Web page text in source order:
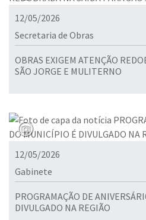
12/05/2026
Secretaria de Obras
OBRAS EXIGEM ATENÇÃO
SÃO JORGE E MULITERNO
12/05/2026
Gabinete
PROGRAMAÇÃO DE
DIVULGADO NA REGIÃO